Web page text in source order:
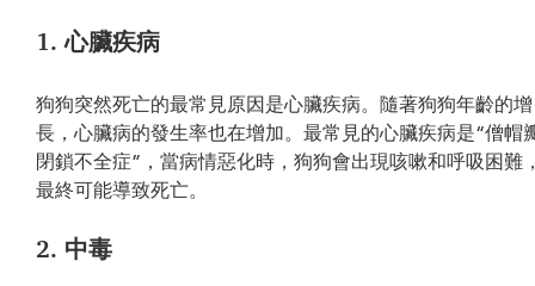
1. 心臟疾病
狗狗突然死亡的最常見原因是心臟疾病。隨著狗狗年齡的增
長，心臟病的發生率也在增加。最常見的心臟疾病是“僧帽
閉鎖不全症”，當病情惡化時，狗狗會出現咳嗽和呼吸困難
最終可能導致死亡。
2. 中毒